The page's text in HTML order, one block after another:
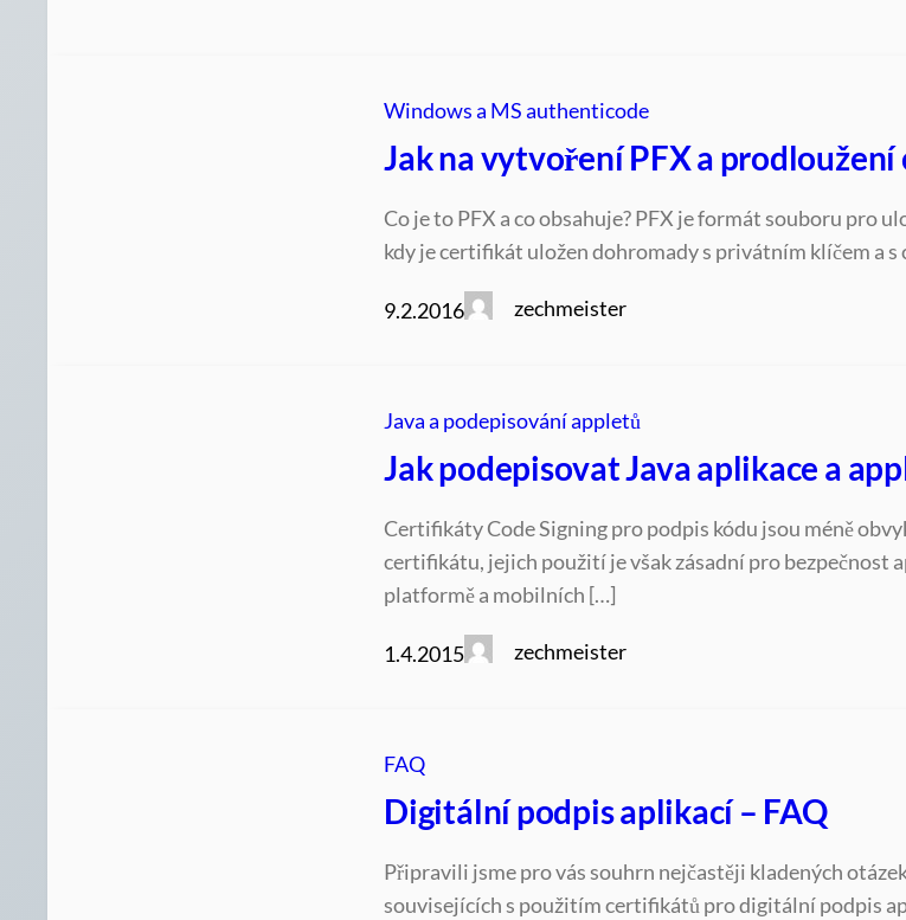
Windows a MS authenticode
Jak na vytvoření PFX a
Co je to PFX a co obsahuje? PFX je formát souboru pro
kdy je certifikát uložen dohromady s privátním klíčem a
9.2.2016 zechmeister
Java a podepisování appletů
Jak podepisovat Java aplikace a
Certifikáty Code Signing pro podpis kódu jsou méně
certifikátu, jejich použití je však zásadní pro bezpečnost
platformě a mobilních […]
1.4.2015 zechmeister
FAQ
Digitální podpis aplikací – FAQ
Připravili jsme pro vás souhrn nejčastěji kladených
souvisejících s použitím certifikátů pro digitální podpis